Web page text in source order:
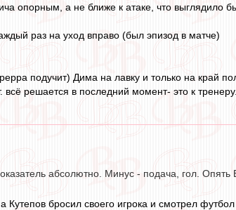
опорным, а не ближе к атаке, что выглядило
раз на уход вправо (был эпизод в матче)
подучит) Дима на лавку и только на край
всё решается в последний момент- это к тренеру.
абсолютно. Минус - подача, гол. Опять
бросил своего игрока и смотрел